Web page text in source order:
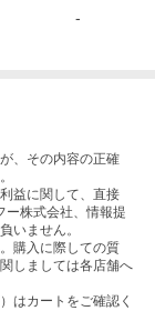
／絵
苅野タウ／
-
、その内容の正確
益に関して、直接
ー株式会社、情報提
いません。
購入に際しての質
しましては各店舗へ
はカートをご確認く